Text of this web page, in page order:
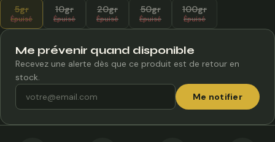
5gr
Épuisé
10gr
Épuisé
20gr
Épuisé
50gr
Épuisé
100gr
Épuisé
Me prévenir quand disponible
Recevez une alerte dès que ce produit est de retour en
stock.
Me notifier